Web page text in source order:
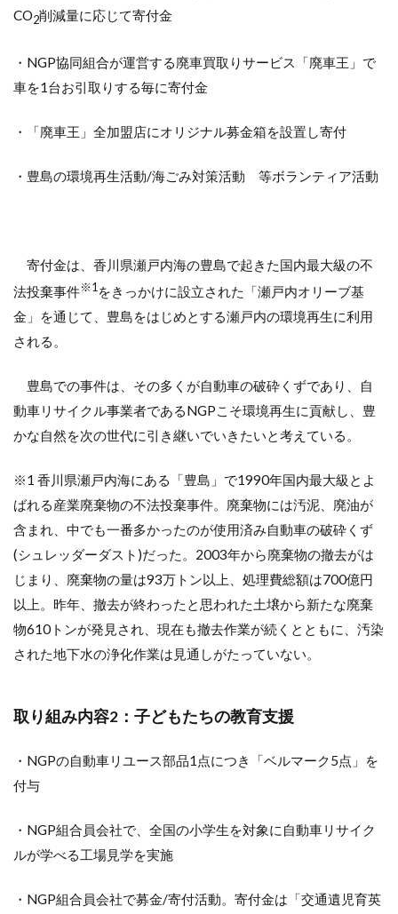
CO2削減量に応じて寄付金
・NGP協同組合が運営する廃車買取りサービス「廃車王」で
車を1台お引取りする毎に寄付金
・「廃車王」全加盟店にオリジナル募金箱を設置し寄付
・豊島の環境再生活動/海ごみ対策活動 等ボランティア活動
寄付金は、香川県瀬戸内海の豊島で起きた国内最大級の不
法投棄事件※1 をきっかけに設立された「瀬戸内オリーブ基
金」を通じて、豊島をはじめとする瀬戸内の環境再生に利用
される。
豊島での事件は、その多くが自動車の破砕くずであり、自
動車リサイクル事業者であるNGPこそ環境再生に貢献し、豊
かな自然を次の世代に引き継いでいきたいと考えている。
※1 香川県瀬戸内海にある「豊島」で1990年国内最大級とよ
ばれる産業廃棄物の不法投棄事件。廃棄物には汚泥、廃油が
含まれ、中でも一番多かったのが使用済み自動車の破砕くず
(シュレッダーダスト)だった。2003年から廃棄物の撤去がは
じまり、廃棄物の量は93万トン以上、処理費総額は700億円
以上。昨年、撤去が終わったと思われた土壌から新たな廃棄
物610トンが発見され、現在も撤去作業が続くとともに、汚染
された地下水の浄化作業は見通しがたっていない。
取り組み内容2：子どもたちの教育支援
・NGPの自動車リユース部品1点につき「ベルマーク5点」を
付与
・NGP組合員会社で、全国の小学生を対象に自動車リサイク
ルが学べる工場見学を実施
・NGP組合員会社で募金/寄付活動。寄付金は「交通遺児育英